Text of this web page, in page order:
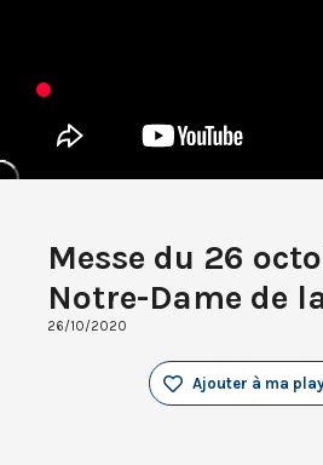
Messe du 26
Notre-Dame de
26/10/2020
Ajouter à ma